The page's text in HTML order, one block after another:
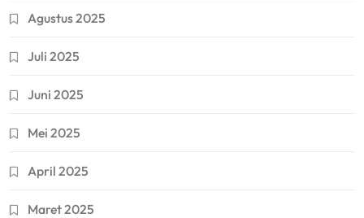
Agustus 2025
Juli 2025
Juni 2025
Mei 2025
April 2025
Maret 2025